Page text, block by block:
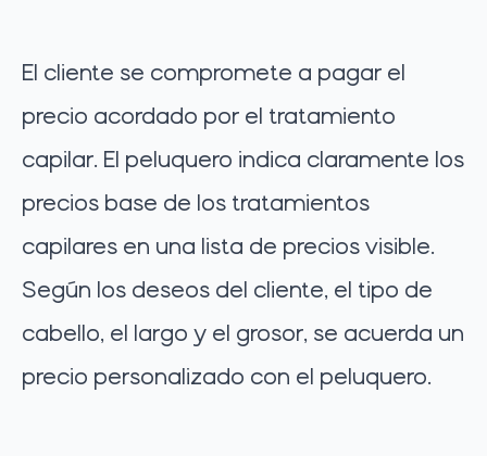
El cliente se compromete a pagar el
precio acordado por el tratamiento
capilar. El peluquero indica claramente los
precios base de los tratamientos
capilares en una lista de precios visible.
Según los deseos del cliente, el tipo de
cabello, el largo y el grosor, se acuerda un
precio personalizado con el peluquero.